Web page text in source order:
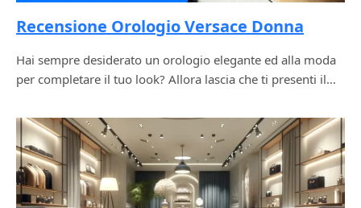
Recensione Orologio Versace Donna
Hai sempre desiderato un orologio elegante ed alla moda
per completare il tuo look? Allora lascia che ti presenti il…